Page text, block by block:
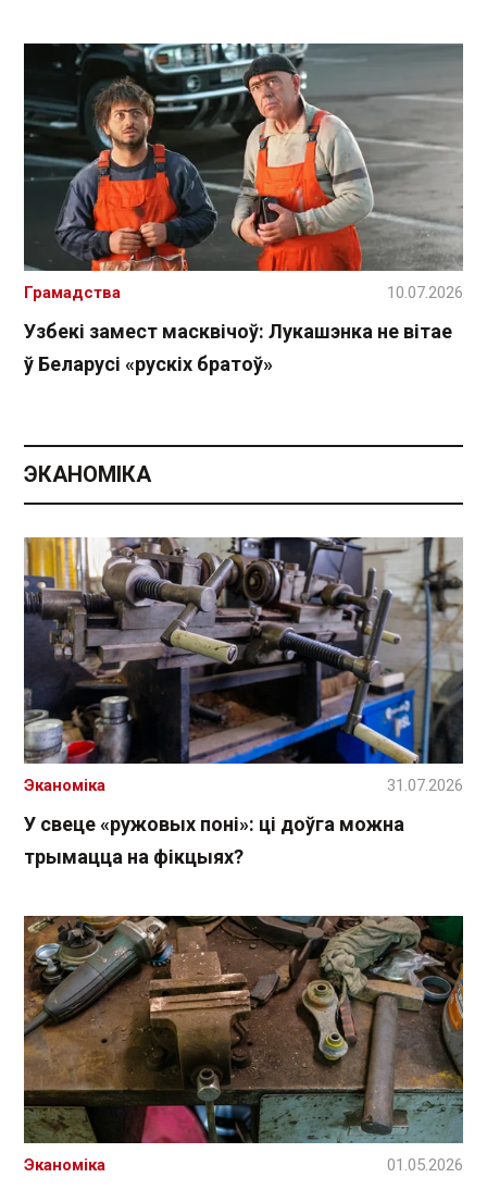
Узбекі замест масквічоў: Лукашэнка не вітае
ў Беларусі «рускіх братоў»
Грамадства 10.07.2026
ЭКАНОМІКА
У свеце «ружовых поні»: ці доўга можна
трымацца на фікцыях?
Эканоміка 31.07.2026
Эканоміка 01.05.2026